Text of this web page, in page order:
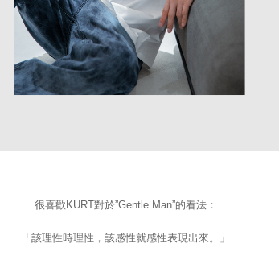
很喜歡KURT對於”Gentle Man”的看法：
「該理性時理性，該感性就感性表現出來。」